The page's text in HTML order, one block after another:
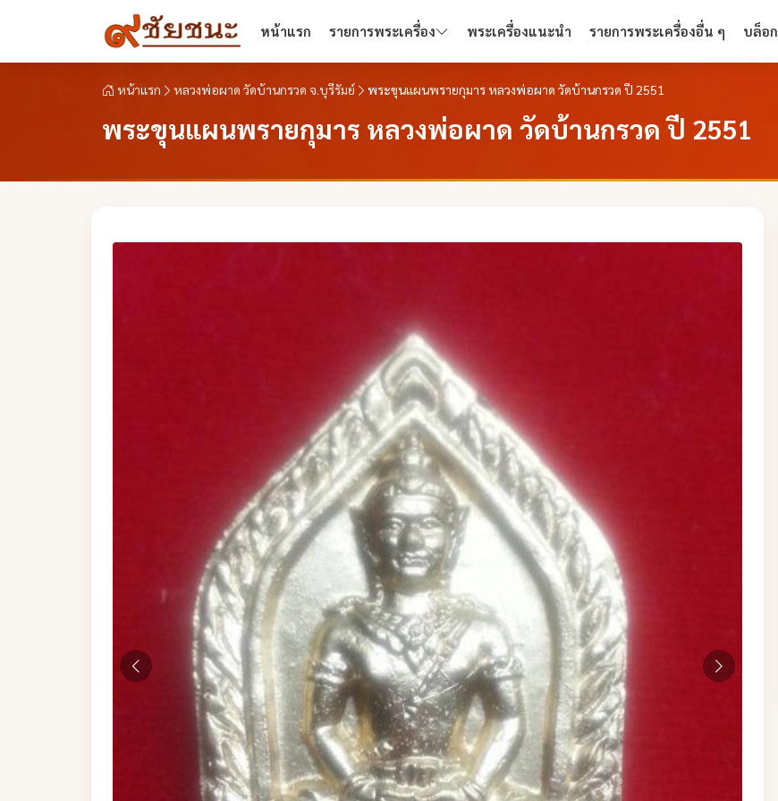
หน้าแรก รายการพระเครื่อง พระเครื่องแนะนำ รายการพระเครื่องอื่น ๆ บล็อก
หน้าแรก หลวงพ่อผาด วัดบ้านกรวด จ.บุรีรัมย์ พระขุนแผนพรายกุมาร หลวงพ่อผาด วัดบ้านกรวด ปี 2551
พระขุนแผนพรายกุมาร หลวงพ่อผาด วัดบ้านกรวด ปี 2551